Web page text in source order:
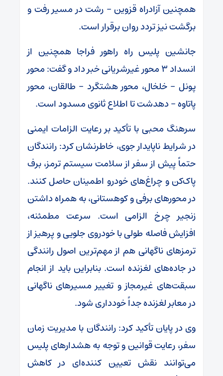
همچنین آزادراه قزوین – رشت در مسیر رفت و
برگشت نیز تردد روان برقرار است.
جانشین پلیس راه راهور فراجا همچنین از
انسداد ۳ محور غیرشریانی خبر داد و گفت: محور
پونل – خلخال، محور هشتگرد – طالقان، محور
پاتاوه – دهدشت تا اطلاع ثانوی مسدود است.
سرهنگ محبی با تأکید بر رعایت الزامات ایمنی
در شرایط ناپایدار جوی، خاطرنشان کرد: رانندگان
حتماً پیش از سفر از سلامت سیستم ترمز، برف
پاک‌کن و چراغ‌های خودرو اطمینان حاصل کنند.
در محورهای برفی و کوهستانی، به همراه داشتن
زنجیر چرخ الزامی است. سرعت مطمئنه،
افزایش فاصله طولی با خودروی جلویی و پرهیز از
ترمزهای ناگهانی هم از مهم‌ترین اصول رانندگی
در جاده‌های لغزنده است. بنابراین باید از انجام
سبقت‌های غیرمجاز و تغییر مسیرهای ناگهانی
در معابر لغزنده جداً خودداری شود.
وی در پایان تأکید کرد: رانندگان با مدیریت زمان
سفر، رعایت قوانین و توجه به هشدارهای پلیس
می‌توانند نقش تعیین کننده‌ای در کاهش